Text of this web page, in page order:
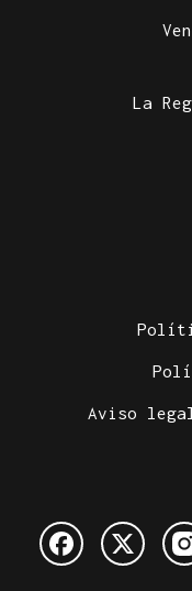
La
Aviso